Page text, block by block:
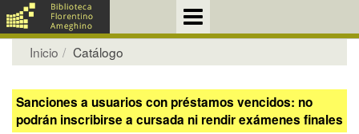
Inicio Catálogo
Sanciones a usuarios con préstamos vencidos: no
podrán inscribirse a cursada ni rendir exámenes finales